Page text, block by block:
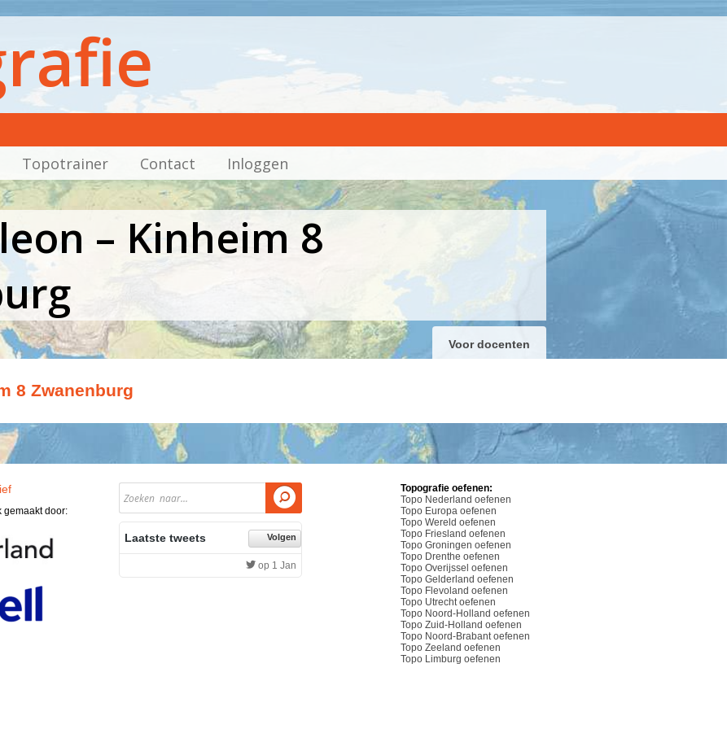
Topotrainer Contact Inloggen
– Kinheim 8
Voor docenten
8 Zwanenburg
gemaakt door:

Laatste tweets Volgen
op 1 Jan
Topografie oefenen:
Topo Nederland oefenen
Topo Europa oefenen
Topo Wereld oefenen
Topo Friesland oefenen
Topo Groningen oefenen
Topo Drenthe oefenen
Topo Overijssel oefenen
Topo Gelderland oefenen
Topo Flevoland oefenen
Topo Utrecht oefenen
Topo Noord-Holland oefenen
Topo Zuid-Holland oefenen
Topo Noord-Brabant oefenen
Topo Zeeland oefenen
Topo Limburg oefenen